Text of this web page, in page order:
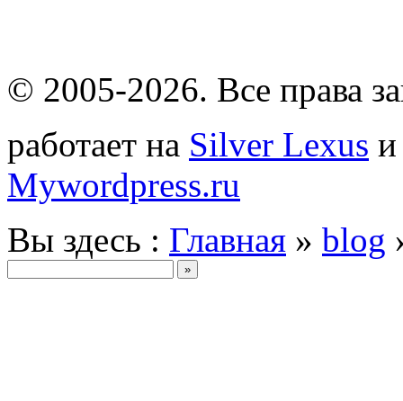
© 2005-2026. Все права
работает на Silver Lexus
Mywordpress.ru
Вы здесь : Главная » blog